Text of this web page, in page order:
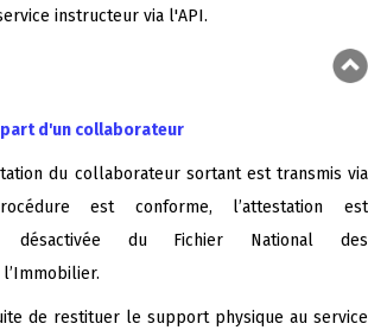
instructeur via l'API.
d'un collaborateur
du collaborateur sortant est transmis via
est conforme, l’attestation est
désactivée du Fichier National des
de restituer le support physique au service